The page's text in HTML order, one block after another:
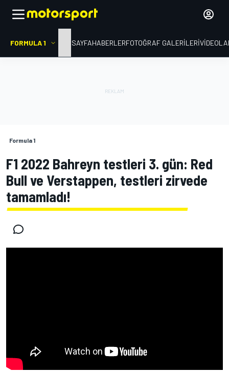
FORMULA 1 ANA SAYFAHABERLERFOTOĞRAF GALERILERI
Formula 1
F1 2022 Bahreyn testleri 3. gün: Red
Bull ve Verstappen, testleri zirvede
tamamladı!